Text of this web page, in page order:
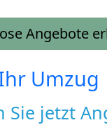
Angebote
Umzug
Sie jetzt